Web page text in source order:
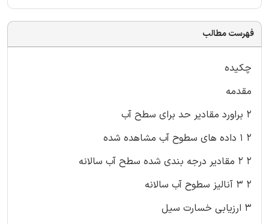
فهرست مطالب
چکیده
مقدمه
۲ براورد مقادیر حد برای سطح آب
۲ ۱ داده های سطوح آب مشاهده شده
۲ ۲ مقادیر درجه بندی شده سطح آب سالانه
۲ ۳ آنالیز سطوح آب سالانه
۳ ارزیابی خسارت سیل